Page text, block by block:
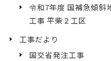
令和7年度 国補急傾斜
工事 平柴２工区
工事だより
国交省発注工事